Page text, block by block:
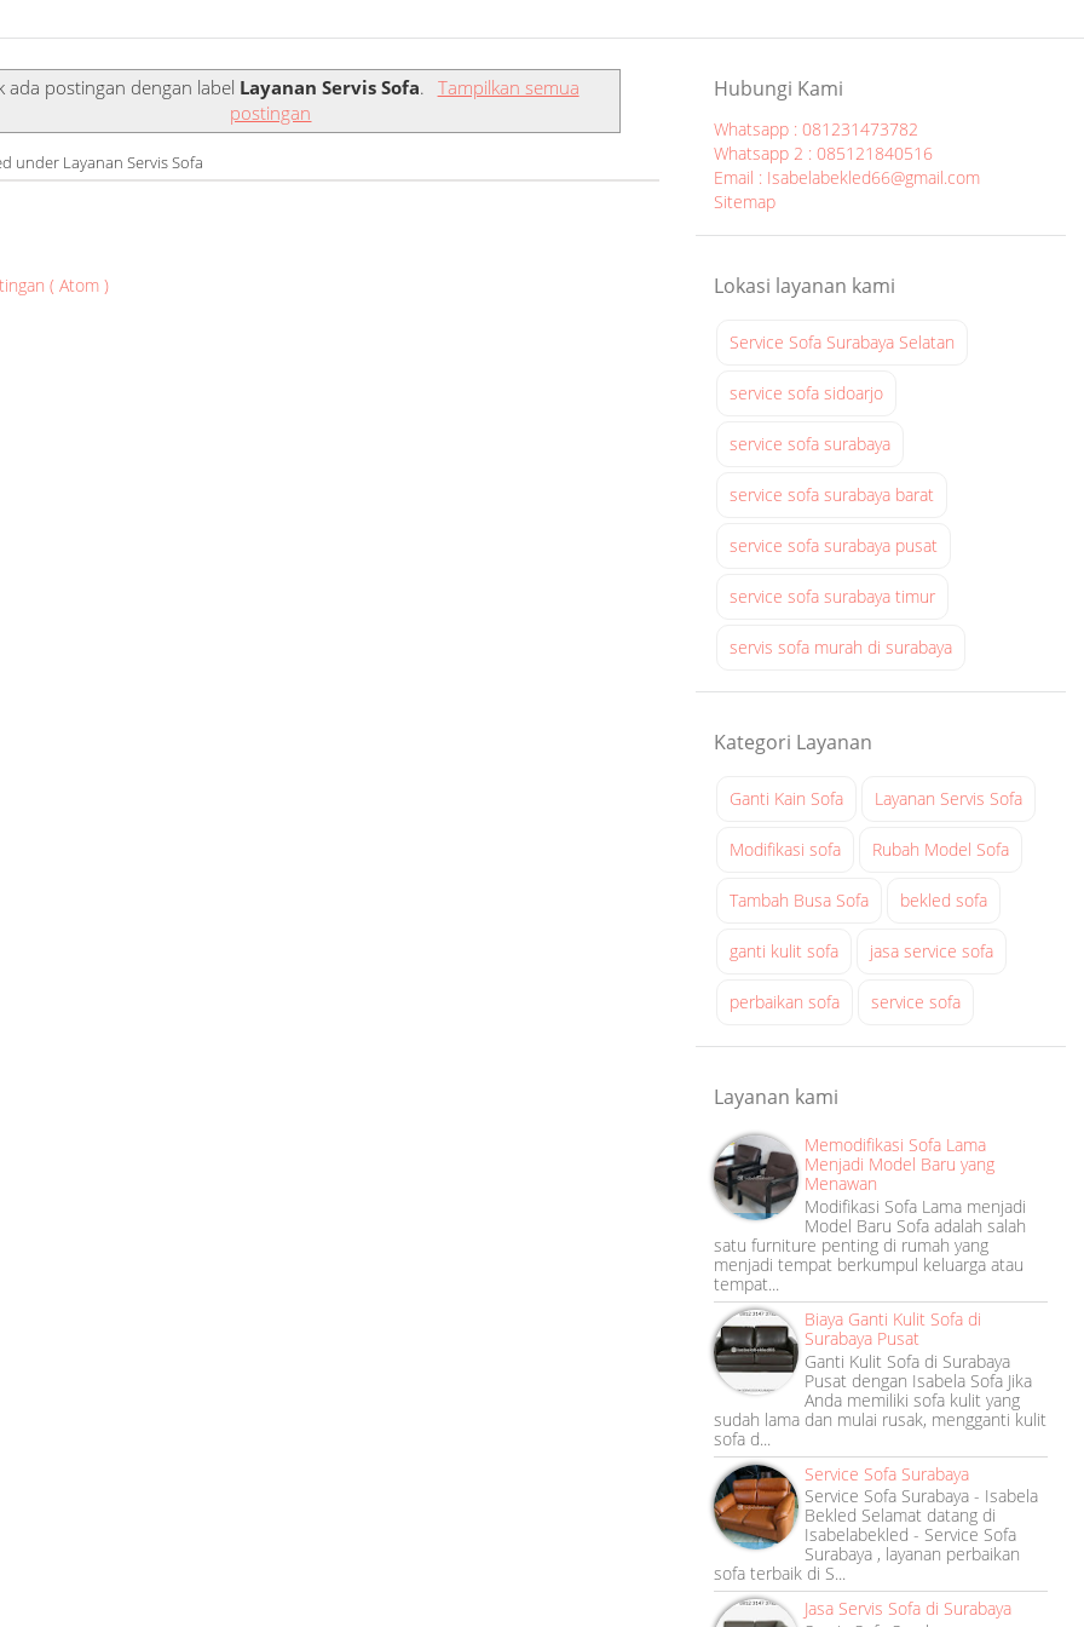
ada postingan dengan label Layanan Servis Sofa. Tampilkan semua
postingan
under Layanan Servis Sofa
( Atom )
Hubungi Kami
Whatsapp : 081231473782
Whatsapp 2 : 085121840516
Email : Isabelabekled66@gmail.com
Sitemap
Lokasi layanan kami
Service Sofa Surabaya Selatan
service sofa sidoarjo
service sofa surabaya
service sofa surabaya barat
service sofa surabaya pusat
service sofa surabaya timur
servis sofa murah di surabaya
Kategori Layanan
Ganti Kain Sofa Layanan Servis Sofa
Modifikasi sofa Rubah Model Sofa
Tambah Busa Sofa bekled sofa
ganti kulit sofa jasa service sofa
perbaikan sofa service sofa
Layanan kami
Memodifikasi Sofa Lama
Menjadi Model Baru yang
Menawan
Modifikasi Sofa Lama menjadi
Model Baru Sofa adalah salah
satu furniture penting di rumah yang
menjadi tempat berkumpul keluarga atau
tempat...
Biaya Ganti Kulit Sofa di
Surabaya Pusat
Ganti Kulit Sofa di Surabaya
Pusat dengan Isabela Sofa Jika
Anda memiliki sofa kulit yang
sudah lama dan mulai rusak, mengganti kulit
sofa d...
Service Sofa Surabaya
Service Sofa Surabaya - Isabela
Bekled Selamat datang di
Isabelabekled - Service Sofa
Surabaya , layanan perbaikan
sofa terbaik di S...
Jasa Servis Sofa di Surabaya